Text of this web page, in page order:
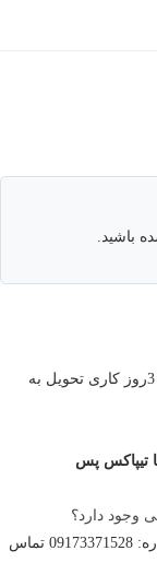
باشید.
سفارشات شما بالافاصله پس از ثبت تایید و بین 1الی 3روز کاری تحویل به
تیپاکس پس
وجود دارد؟
در صورت نیاز به محصولاتی خارج از فروشگاه با شماره: 09173371528 تماس